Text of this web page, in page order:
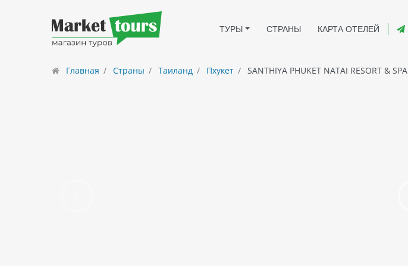
ТУРЫ СТРАНЫ КАРТА ОТЕЛЕЙ
Главная Страны Таиланд Пхукет SANTHIYA PHUKET NATAI RESORT & SPA